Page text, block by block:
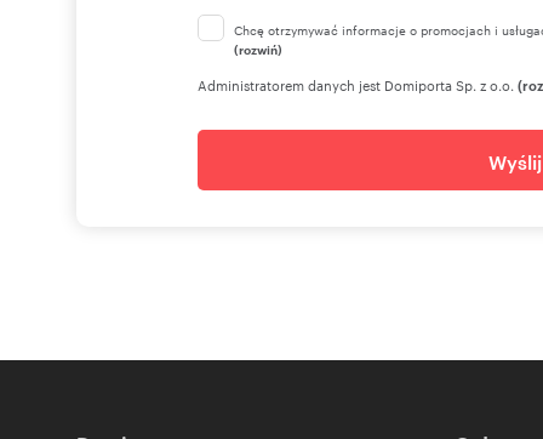
Chcę otrzymywać informacje o promocjach i
(rozwiń)
Administratorem danych jest Domiporta Sp. z o.o.